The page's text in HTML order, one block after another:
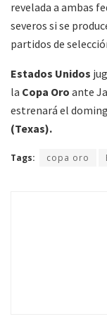
revelada a ambas
severos si se
partidos de
Estados Unidos
la Copa Oro ante
estrenará el
(Texas).
Tags: copa oro